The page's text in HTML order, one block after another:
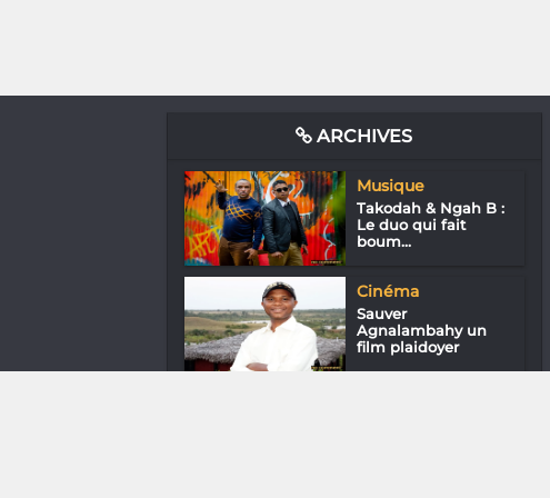
ARCHIVES
Musique
Takodah & Ngah B :
Le duo qui fait
boum...
Cinéma
Sauver
Agnalambahy un
film plaidoyer